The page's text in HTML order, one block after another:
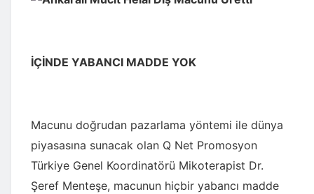
İÇİNDE YABANCI MADDE YOK
Macunu doğrudan pazarlama yöntemi ile dünya
piyasasına sunacak olan Q Net Promosyon
Türkiye Genel Koordinatörü Mikoterapist Dr.
Şeref Menteşe, macunun hiçbir yabancı madde